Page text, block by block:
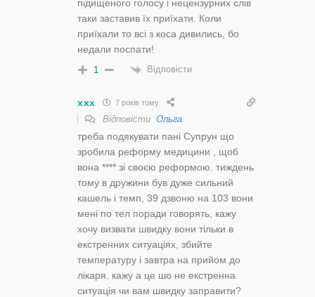
підищеного голосу і нецензурних слів
таки заставив їх приїхати. Коли
приїхали то всі з коса дивились, бо
недали поспати!
1 Відповісти
ххх 7 років тому
Відповісти Ольга
треба подякувати пані Супрун що
зробила реформу медицини , щоб
вона **** зі своєю реформою. тиждень
тому в дружини був дуже сильний
кашель і темп, 39 дзвоню на 103 вони
мені по тел поради говорять, кажу
хочу визвати швидку вони тільки в
екстренних ситуаціях, збийте
температуру і завтра на прийом до
лікаря. кажу а це шо не екстренна
ситуація чи вам швидку заправити?